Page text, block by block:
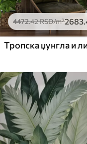
4472.42RSD/m²2683
Тропска џунгла и